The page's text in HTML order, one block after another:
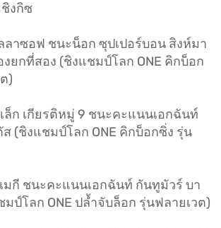
งกิซ
ลาซอฟ ชนะน็อก ซุปเปอร์บอน สิงห์มา
ยกที่สอง (ชิงแชมป์โลก ONE คิกบ็อก
)
ล็ก เกียรติหมู่ 9 ชนะคะแนนเอกฉันท์
(ชิงแชมป์โลก ONE คิกบ็อกซิ่ง รุ่น
มกี ชนะคะแนนเอกฉันท์ กันทูมัวร์ บา
ป์โลก ONE ปล้ำจับล็อก รุ่นฟลายเวต)